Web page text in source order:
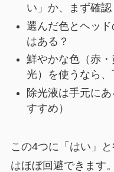
い」か、まず確認
選んだ色とヘッ
はある？
鮮やかな色（赤
光）を使うなら
除光液は手元に
すすめ）
この4つに「はい」
はほぼ回避できます。